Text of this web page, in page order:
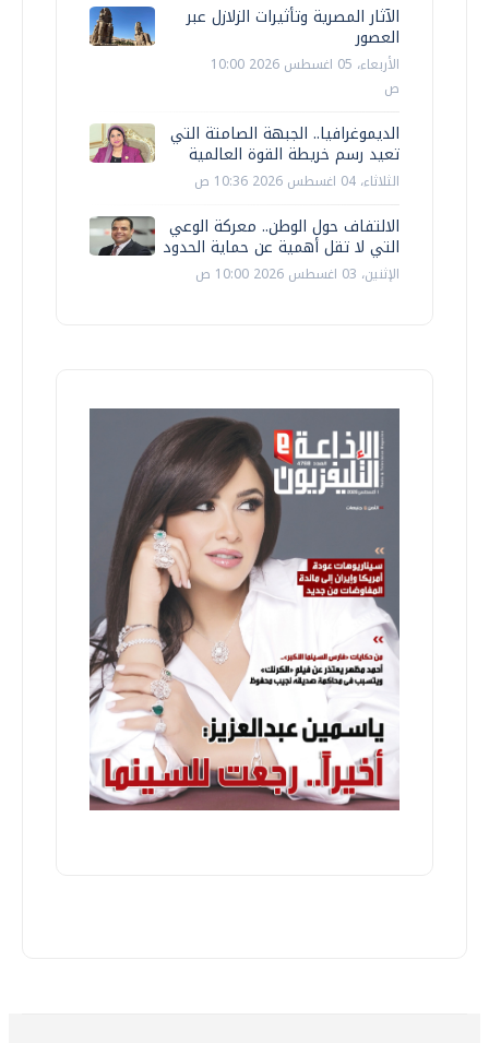
الآثار المصرية وتأثيرات الزلازل عبر
العصور
الأربعاء، 05 اغسطس 2026 10:00
ص
الديموغرافيا.. الجبهة الصامتة التي
تعيد رسم خريطة القوة العالمية
الثلاثاء، 04 اغسطس 2026 10:36 ص
الالتفاف حول الوطن.. معركة الوعي
التي لا تقل أهمية عن حماية الحدود
الإثنين، 03 اغسطس 2026 10:00 ص